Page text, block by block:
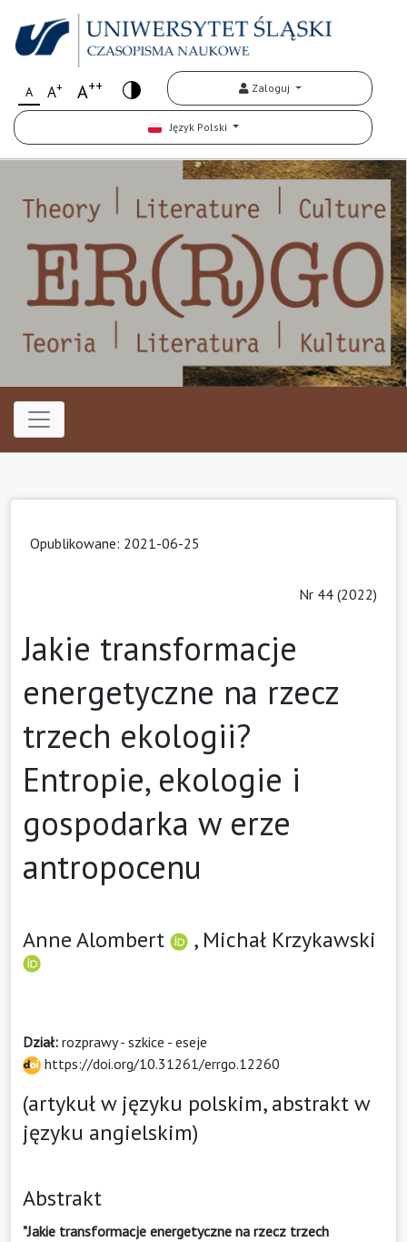
A A+ A++ Zaloguj
Język Polski
Opublikowane: 2021-06-25
Nr 44 (2022)
Jakie transformacje
energetyczne na rzecz
trzech ekologii?
Entropie, ekologie i
gospodarka w erze
antropocenu
Anne Alombert , Michał Krzykawski
Dział: rozprawy - szkice - eseje
https://doi.org/10.31261/errgo.12260
(artykuł w języku polskim, abstrakt w
języku angielskim)
Abstrakt
"Jakie transformacje energetyczne na rzecz trzech